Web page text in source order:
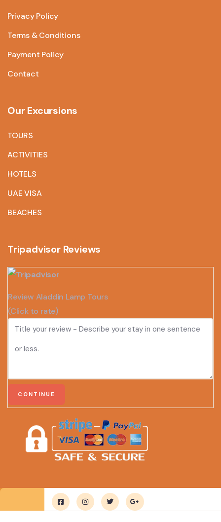
Privacy Policy
Terms & Conditions
Payment Policy
Contact
Our Excursions
TOURS
ACTIVITIES
HOTELS
UAE VISA
BEACHES
Tripadvisor Reviews
Review Aladdin Lamp Tours
(Click to rate)